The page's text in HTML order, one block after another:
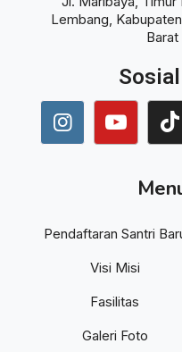
Lembang,
Barat
Pendaftaran Santri
Visi Misi
Fasilitas
Galeri Foto